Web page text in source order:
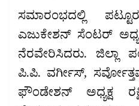
ಸಮಾರಂಭದಲ್ಲಿ
ಎಜುಕೇಶನ್ ಸೆಂಟರ್
ನೆರವೇರಿಸಿದರು. ಜಿಲ್ಲಾ
ಪಿ.ಪಿ. ವರ್ಗೀಸ್,
ಫೌಂಡೇಶನ್ ಅಧ್ಯಕ್ಷ